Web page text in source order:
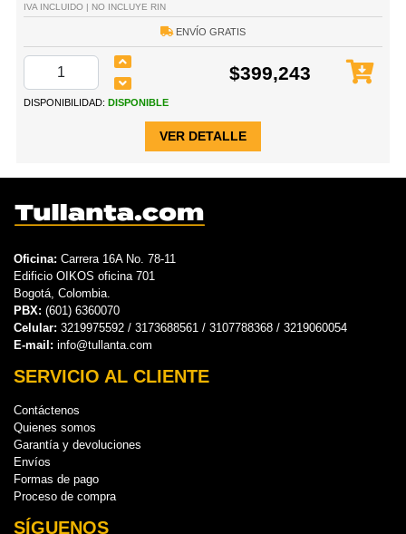
IVA INCLUIDO | NO INCLUYE RIN
ENVÍO GRATIS
$399,243
DISPONIBILIDAD: DISPONIBLE
VER DETALLE
Oficina: Carrera 16A No. 78-11
Edificio OIKOS oficina 701
Bogotá, Colombia.
PBX: (601) 6360070
Celular: 3219975592 / 3173688561 / 3107788368 / 3219060054
E-mail: info@tullanta.com
SERVICIO AL CLIENTE
Contáctenos
Quienes somos
Garantía y devoluciones
Envíos
Formas de pago
Proceso de compra
SÍGUENOS